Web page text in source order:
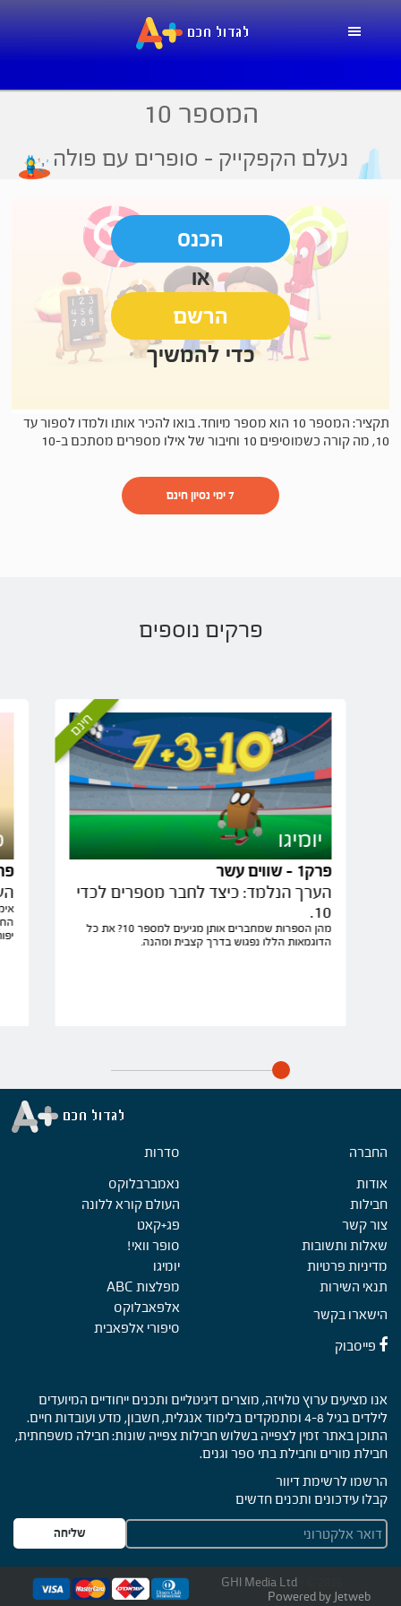
המספר 10
נעלם הקפקייק - סופרים עם פולה
הכנס
או
הרשם
כדי להמשיך
תקציר: המספר 10 הוא מספר מיוחד. בואו להכיר אותו ולמדו לספור עד
10, מה קורה כשמוסיפים 10 וחיבור של אילו מספרים מסתכם ב-10
7 ימי נסיון חינם
פרקים נוספים
חינם
יומיגו
פרק1 - שווים עשר
הערך הנלמד: כיצד לחבר מספרים לכדי
10.
מהן הספרות שמחברים אותן מגיעים למספר 10? את כל
הדוגמאות הללו נפגוש בדרך קצבית ומהנה.
פרק2 -
Footer
החברה
אודות
חבילות
צור קשר
שאלות ותשובות
מדיניות פרטיות
תנאי השירות
הישארו בקשר
פייסבוק
סדרות
נאמברבלוקס
העולם קורא ללונה
פג+קאט
סופר וואי!
יומיגו
מפלצות ABC
אלפאבלוקס
סיפורי אלפאבית
אנו מציעים ערוץ טלויזה, מוצרים דיגיטליים ותכנים ייחודיים המיועדים
לילדים בגיל 4-8 ומתמקדים בלימוד אנגלית, חשבון, מדע ועובדות חיים.
התוכן באתר זמין לצפייה בשלוש חבילות צפייה שונות: חבילה משפחתית,
חבילת מורים וחבילת בתי ספר וגנים.
הרשמו לרשימת דיוור
קבלו עידכונים ותכנים חדשים
E
m
שליחה
GHI Media Ltd
Powered by Jetweb